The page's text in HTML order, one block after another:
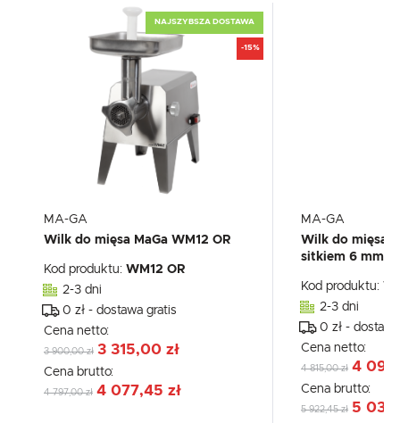
NAJSZYBSZA DOSTAWA
-15%
MA-GA
Wilk do mięsa MaGa WM12 OR
Kod produktu: WM12 OR
2-3 dni
0 zł - dostawa gratis
Cena netto:
3 900,00 zł 3 315,00 zł
Cena brutto:
4 797,00 zł 4 077,45 zł
MA-GA
Wilk do mięsa
sitkiem 6 mm -
Kod produktu:
2-3 dni
0 zł -
Cena netto:
4 815,00 zł 4
Cena brutto:
5 922,45 zł 5